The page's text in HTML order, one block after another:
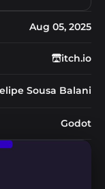
Aug 05, 2025
itch.io
Sousa Balani
Godot